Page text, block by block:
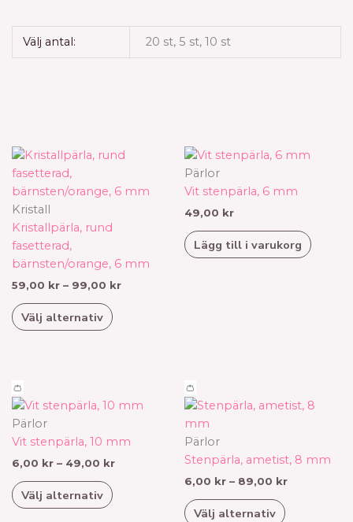
Välj antal: 20 st, 5 st, 10 st
Kristall
Kristallpärla, rund
fasetterad,
bärnsten/orange, 6 mm
59,00 kr – 99,00 kr
Prisintervall:
99,00 kr
Välj alternativ
Den
produkten
flera
De
olika
kan
Pärlor
Vit stenpärla, 6 mm
49,00 kr
Lägg till i varukorg
👛
Pärlor
Vit stenpärla, 10 mm
6,00 kr – 49,00 kr
till
Välj alternativ
här
har
flera
De
👛
Pärlor
Stenpärla, ametist, 8 mm
6,00 kr – 89,00 kr
till
Välj alternativ
här
flera
varianter.
olika